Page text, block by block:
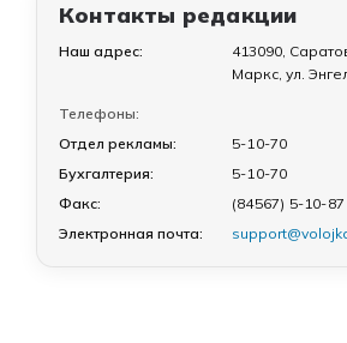
Контакты редакции
Наш адрес:
413090,
Маркс, ул.
Телефоны:
Отдел рекламы:
5-10-70
Бухгалтерия:
5-10-70
Факс:
(84567) 5-10-87
Электронная почта: